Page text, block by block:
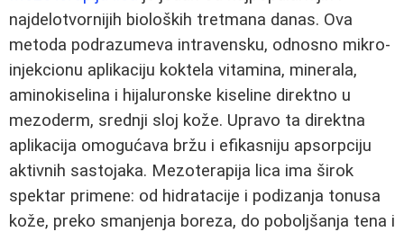
najdelotvornijih bioloških tretmana danas. Ova
metoda podrazumeva intravensku, odnosno mikro-
injekcionu aplikaciju koktela vitamina, minerala,
aminokiselina i hijaluronske kiseline direktno u
mezoderm, srednji sloj kože. Upravo ta direktna
aplikacija omogućava bržu i efikasniju apsorpciju
aktivnih sastojaka. Mezoterapija lica ima širok
spektar primene: od hidratacije i podizanja tonusa
kože, preko smanjenja boreza, do poboljšanja tena i